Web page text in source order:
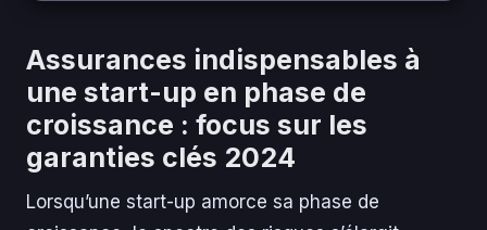
Assurances indispensables à
une start-up en phase de
croissance : focus sur les
garanties clés 2024
Lorsqu’une start-up amorce sa phase de